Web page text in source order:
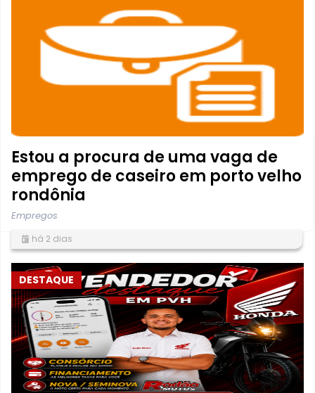
Estou a procura de uma vaga de
emprego de caseiro em porto velho
rondônia
Empregos
há 2 dias
DESTAQUE